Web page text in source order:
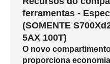
ferramentas -
(SOMENTE
5AX 100T)
O novo
proporciona